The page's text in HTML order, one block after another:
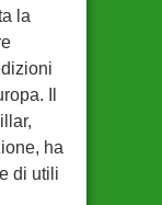
la
Il
ha
di utili